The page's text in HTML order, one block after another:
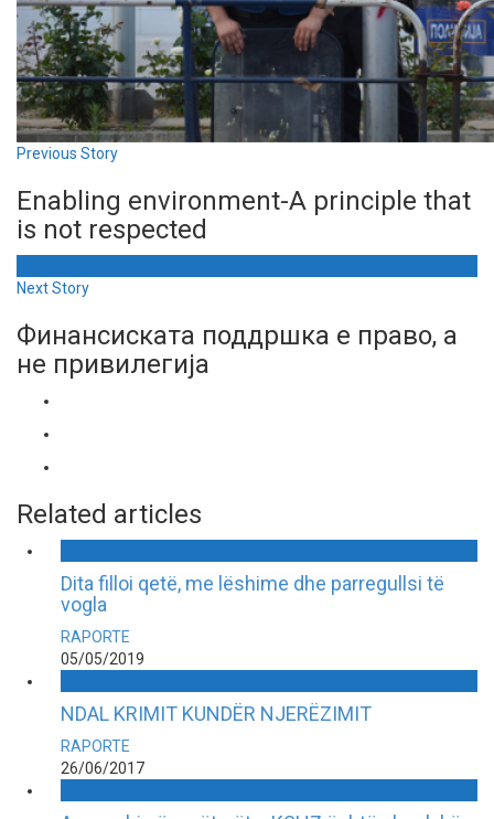
Previous Story
Enabling environment-A principle that
is not respected
Next Story
Финансиската поддршка е право, а
не привилегија
Related articles
Dita filloi qetë, me lëshime dhe parregullsi të
vogla
RAPORTE
05/05/2019
NDAL KRIMIT KUNDËR NJERËZIMIT
RAPORTE
26/06/2017